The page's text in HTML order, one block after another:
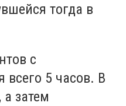
тогда в
с
5 часов. В
затем